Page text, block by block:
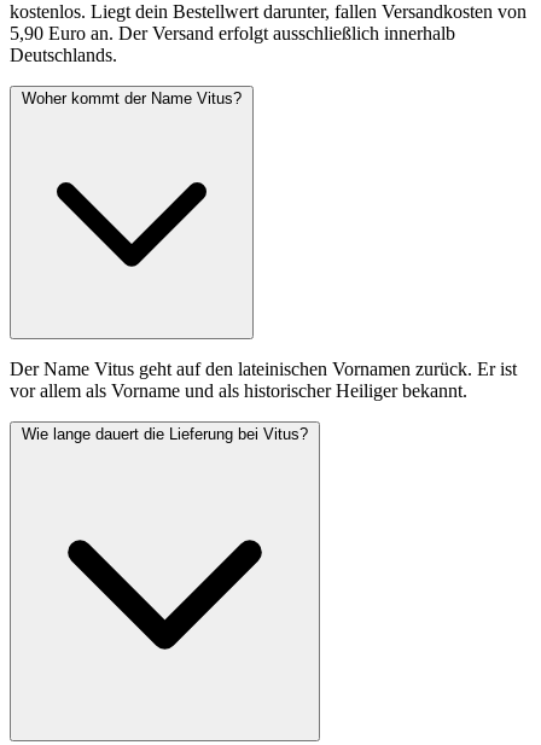
kostenlos. Liegt dein Bestellwert darunter, fallen Versandkosten von
5,90 Euro an. Der Versand erfolgt ausschließlich innerhalb
Deutschlands.
Woher kommt der Name Vitus?
Der Name Vitus geht auf den lateinischen Vornamen zurück. Er ist
vor allem als Vorname und als historischer Heiliger bekannt.
Wie lange dauert die Lieferung bei Vitus?